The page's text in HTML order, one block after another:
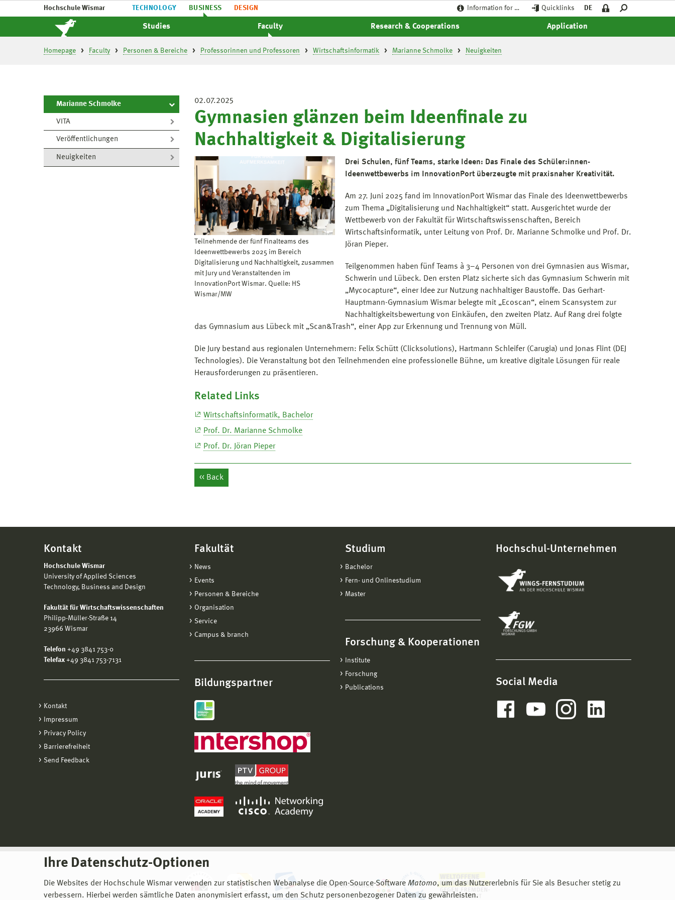
Hochschule Wismar TECHNOLOGY BUSINESS DESIGN Information for … Quicklinks DE
Studies Faculty Research & Cooperations Application
Homepage Faculty Personen & Bereiche Professorinnen und Professoren Wirtschaftsinformatik Marianne Schmolke Neuigkeiten
Marianne Schmolke
VITA
Veröffentlichungen
Neuigkeiten
Ihre Datenschutz-Optionen
Die Websites der Hochschule Wismar verwenden zur statistischen Webanalyse die Open-Source-Software Matomo, um das Nutzererlebnis für Sie als Besucher stetig zu
verbessern. Hierbei werden sämtliche Daten anonymisiert erfasst, um den Schutz personenbezogener Daten zu gewährleisten.
02.07.2025
Gymnasien glänzen beim Ideenfinale zu
Nachhaltigkeit & Digitalisierung
Teilnehmende der fünf Finalteams des
Ideenwettbewerbs 2025 im Bereich
Digitalisierung und Nachhaltigkeit, zusammen
mit Jury und Veranstaltenden im
InnovationPort Wismar. Quelle: HS
Wismar/MW
Drei Schulen, fünf Teams, starke Ideen: Das Finale des Schüler:innen-
Ideenwettbewerbs im InnovationPort überzeugte mit praxisnaher Kreativität.
Am 27. Juni 2025 fand im InnovationPort Wismar das Finale des Ideenwettbewerbs
zum Thema „Digitalisierung und Nachhaltigkeit“ statt. Ausgerichtet wurde der
Wettbewerb von der Fakultät für Wirtschaftswissenschaften, Bereich
Wirtschaftsinformatik, unter Leitung von Prof. Dr. Marianne Schmolke und Prof. Dr.
Jöran Pieper.
Teilgenommen haben fünf Teams à 3–4 Personen von drei Gymnasien aus Wismar,
Schwerin und Lübeck. Den ersten Platz sicherte sich das Gymnasium Schwerin mit
„Mycocapture“, einer Idee zur Nutzung nachhaltiger Baustoffe. Das Gerhart-
Hauptmann-Gymnasium Wismar belegte mit „Ecoscan“, einem Scansystem zur
Nachhaltigkeitsbewertung von Einkäufen, den zweiten Platz. Auf Rang drei folgte
das Gymnasium aus Lübeck mit „Scan&Trash“, einer App zur Erkennung und Trennung von Müll.
Die Jury bestand aus regionalen Unternehmern: Felix Schütt (Clicksolutions), Hartmann Schleifer (Carugia) und Jonas Flint (DEJ
Technologies). Die Veranstaltung bot den Teilnehmenden eine professionelle Bühne, um kreative digitale Lösungen für reale
Herausforderungen zu präsentieren.
Related Links
Wirtschaftsinformatik, Bachelor
Prof. Dr. Marianne Schmolke
Prof. Dr. Jöran Pieper
Back
Kontakt
Hochschule Wismar
University of Applied Sciences
Technology, Business and Design
Fakultät für Wirtschaftswissenschaften
Philipp-Müller-Straße 14
23966 Wismar
Telefon +49 3841 753-0
Telefax +49 3841 753-7131
Kontakt
Impressum
Privacy Policy
Barrierefreiheit
Send Feedback
Fakultät
News
Events
Personen & Bereiche
Organisation
Service
Campus & branch
Bildungspartner
Studium
Bachelor
Fern- und Onlinestudium
Master
Forschung & Kooperationen
Institute
Forschung
Publications
Hochschul-Unternehmen
Social Media